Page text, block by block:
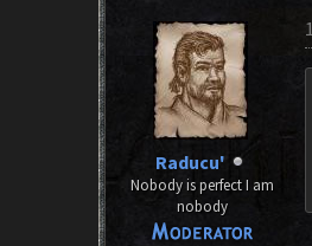
Raducu'
Nobody is perfect I am
nobody